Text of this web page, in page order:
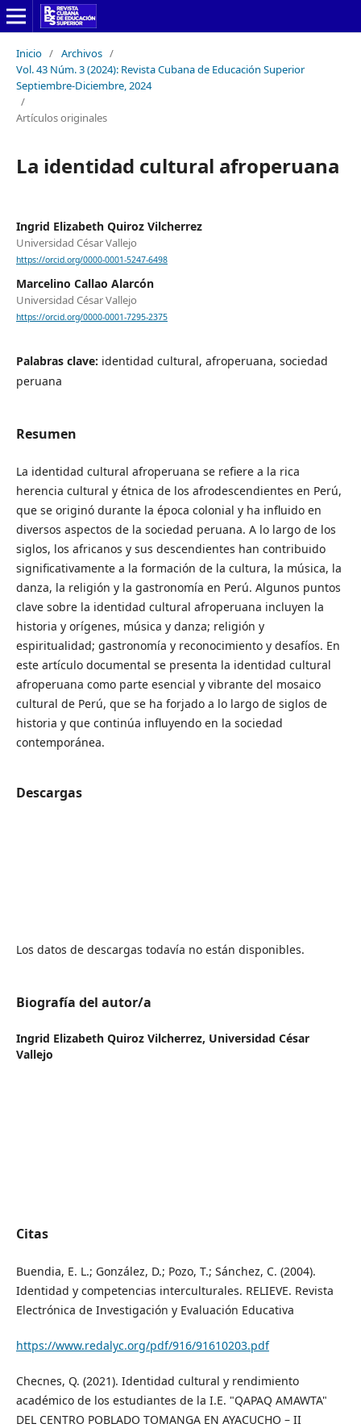
Inicio / Archivos /
Vol. 43 Núm. 3 (2024): Revista Cubana de Educación Superior
Septiembre-Diciembre, 2024
/
Artículos originales
La identidad cultural afroperuana
Ingrid Elizabeth Quiroz Vilcherrez
Universidad César Vallejo
https://orcid.org/0000-0001-5247-6498
Marcelino Callao Alarcón
Universidad César Vallejo
https://orcid.org/0000-0001-7295-2375
Palabras clave: identidad cultural, afroperuana, sociedad
peruana
Resumen
La identidad cultural afroperuana se refiere a la rica
herencia cultural y étnica de los afrodescendientes en Perú,
que se originó durante la época colonial y ha influido en
diversos aspectos de la sociedad peruana. A lo largo de los
siglos, los africanos y sus descendientes han contribuido
significativamente a la formación de la cultura, la música, la
danza, la religión y la gastronomía en Perú. Algunos puntos
clave sobre la identidad cultural afroperuana incluyen la
historia y orígenes, música y danza; religión y
espiritualidad; gastronomía y reconocimiento y desafíos. En
este artículo documental se presenta la identidad cultural
afroperuana como parte esencial y vibrante del mosaico
cultural de Perú, que se ha forjado a lo largo de siglos de
historia y que continúa influyendo en la sociedad
contemporánea.
Descargas
Los datos de descargas todavía no están disponibles.
Biografía del autor/a
Ingrid Elizabeth Quiroz Vilcherrez, Universidad César
Vallejo
Citas
Buendia, E. L.; González, D.; Pozo, T.; Sánchez, C. (2004).
Identidad y competencias interculturales. RELIEVE. Revista
Electrónica de Investigación y Evaluación Educativa
https://www.redalyc.org/pdf/916/91610203.pdf
Checnes, Q. (2021). Identidad cultural y rendimiento
académico de los estudiantes de la I.E. "QAPAQ AMAWTA"
DEL CENTRO POBLADO TOMANGA EN AYACUCHO – II